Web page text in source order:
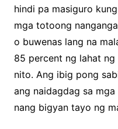
hindi pa masiguro
mga totoong
o buwenas lang na
85 percent ng lahat ng
nito. Ang ibig pong
ang naidagdag sa
nang bigyan tayo ng